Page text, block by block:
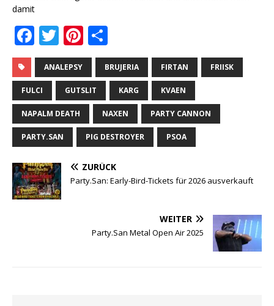
damit
F
a
c
e
b
o
o
k
T
w
it
te
r
Pi
n
te
r
st
ei
le
n
ANALEPSY BRUJERIA FIRTAN FRIISK
FULCI GUTSLIT KARG KVAEN
NAPALM DEATH NAXEN PARTY CANNON
PARTY.SAN PIG DESTROYER PSOA
ZURÜCK
Party.San: Early-Bird-Tickets für 2026 ausverkauft
WEITER
Party.San Metal Open Air 2025